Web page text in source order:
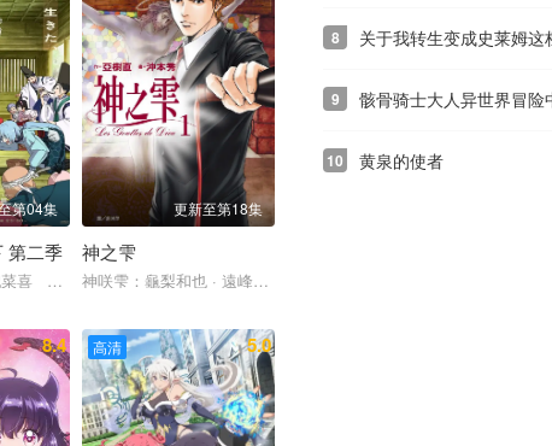
第04集
第二季
喜 日野麻里 铃代纱弓 悠木碧 户谷菊之介 中村悠一 小西克幸
更新至第18集
神之雫
神咲雫：龜梨和也 · 遠峰一青
8.4 高清 5.0
8 关于我转生变成史莱姆这
9 骸骨骑士大人异世界冒险
10 黄泉的使者